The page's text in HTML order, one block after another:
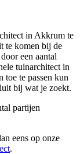
in Akkrum te
te komen bij de
een aantal
tuinarchitect in
toe te passen kun
bij wat je zoekt.
partijen
eens op onze
.